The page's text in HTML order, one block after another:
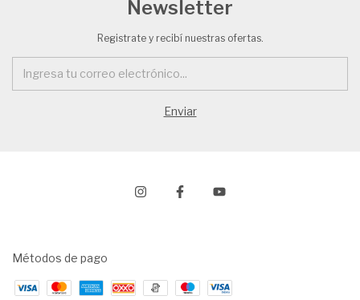
Newsletter
Registrate y recibí nuestras ofertas.
Métodos de pago